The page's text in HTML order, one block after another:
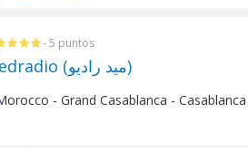
- 5 puntos
Medradio (ميد راديو)
- Grand Casablanca - Casablanca